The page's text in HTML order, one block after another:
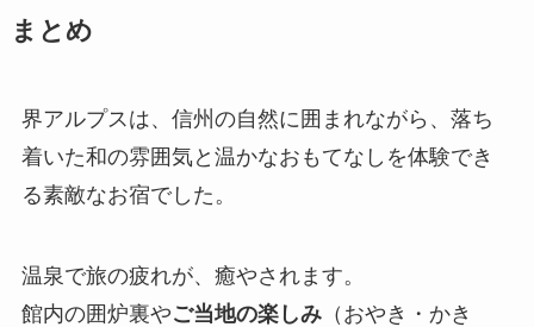
まとめ
界アルプスは、信州の自然に囲まれながら、落ち
着いた和の雰囲気と温かなおもてなしを体験でき
る素敵なお宿でした。
温泉で旅の疲れが、癒やされます。
館内の囲炉裏やご当地の楽しみ（おやき・かき